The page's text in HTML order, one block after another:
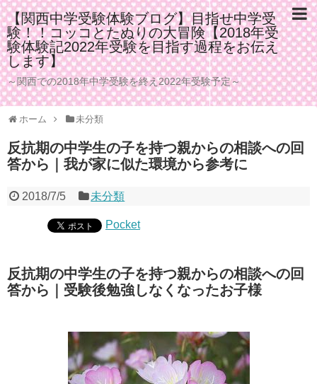
【関西中学受験体験ブログ】目指せ中学受
験！！コッコとたぬりの大冒険【2018年受
験体験記2022年受験を目指す過程をお伝え
します】
～関西での2018年中学受験を終え2022年受験予定～
ホーム 未分類
反抗期の中学生の子を持つ親からの相談への回
答から｜我が家に似た環境から参考に
2018/7/5 未分類
Pocket
反抗期の中学生の子を持つ親からの相談への回
答から｜受験後勉強しなくなったお子様